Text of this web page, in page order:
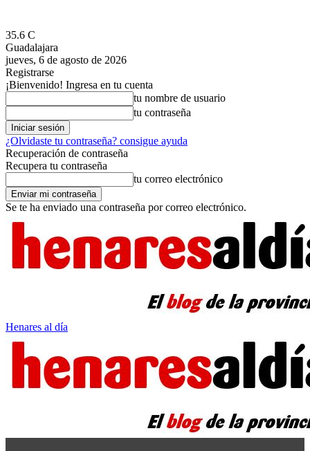
35.6 C
Guadalajara
jueves, 6 de agosto de 2026
Registrarse
¡Bienvenido! Ingresa en tu cuenta
tu nombre de usuario
tu contraseña
¿Olvidaste tu contraseña? consigue ayuda
Recuperación de contraseña
Recupera tu contraseña
tu correo electrónico
Se te ha enviado una contraseña por correo electrónico.
Henares al día